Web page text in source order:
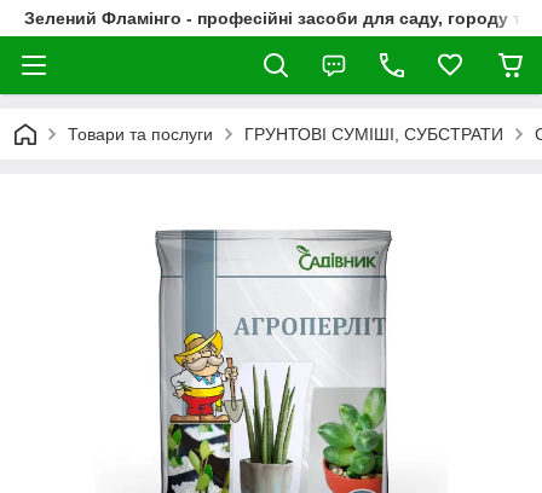
Зелений Фламінго - професійні засоби для саду, городу та
Товари та послуги ГРУНТОВІ СУМІШІ, СУБСТРАТИ